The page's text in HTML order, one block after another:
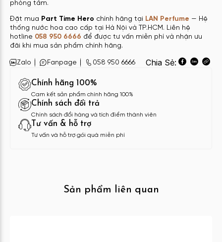
phòng tắm.
Đặt mua Part Time Hero chính hãng tại LAN Perfume — Hệ
thống nước hoa cao cấp tại Hà Nội và TP.HCM. Liên hệ
hotline 058 950 6666 để được tư vấn miễn phí và nhận ưu
đãi khi mua sản phẩm chính hãng.
Zalo Fanpage 058 950 6666 Chia Sẻ:
Chính hãng 100%
Cam kết sản phẩm chính hãng 100%
Chính sách đổi trả
Chính sách đổi hàng và tích điểm thành viên
Tư vấn & hỗ trợ
Tư vấn và hỗ trợ gói quà miễn phí
Sản phẩm liên quan